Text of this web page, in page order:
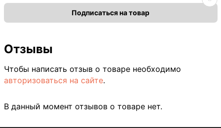
Подписаться на товар
Отзывы
Чтобы написать отзыв о товаре необходимо
авторизоваться на сайте.
В данный момент отзывов о товаре нет.